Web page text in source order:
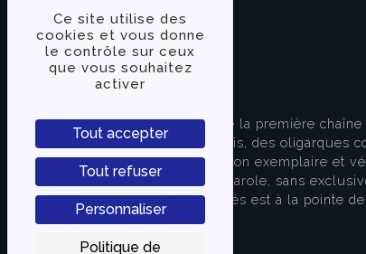
Ce site utilise des
cookies et vous donne
le contrôle sur ceux
que vous souhaitez
activer
Tout accepter
Tout refuser
Personnaliser
Politique de
TVLibertés représente la première
indépendante des partis, des oligarques
apporter une information exemplaire et
s’attache à donner la parole, sans
européenne. TVLibertés est à la pointe de